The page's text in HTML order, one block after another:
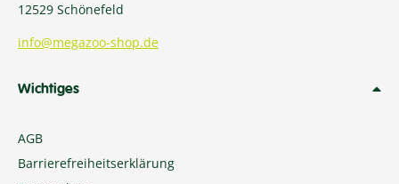
12529 Schönefeld
info@megazoo-shop.de
Wichtiges
AGB
Barrierefreiheitserklärung